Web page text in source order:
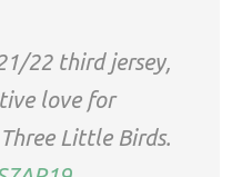
22 third jersey,
love for
Little Birds.